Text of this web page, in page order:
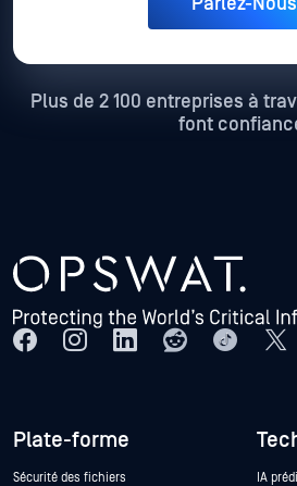
Plus de 2 100 entreprises à
font
Plate-forme
Sécurité des fichiers IA